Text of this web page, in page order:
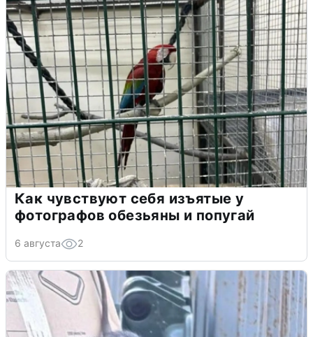
Как чувствуют себя изъятые у
фотографов обезьяны и попугай
6 августа 2